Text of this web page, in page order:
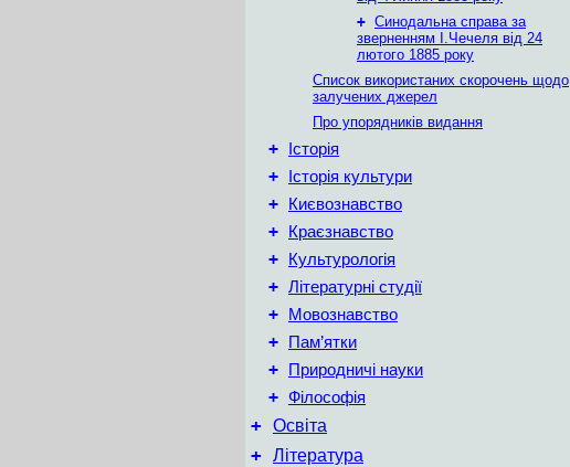
+ Синодальна справа за
зверненням І.Чечеля від 24
лютого 1885 року
Список використаних скорочень щодо
залучених джерел
Про упорядників видання
+ Історія
+ Історія культури
+ Києвознавство
+ Краєзнавство
+ Культурологія
+ Літературні студії
+ Мовознавство
+ Пам’ятки
+ Природничі науки
+ Філософія
+ Освіта
+ Література